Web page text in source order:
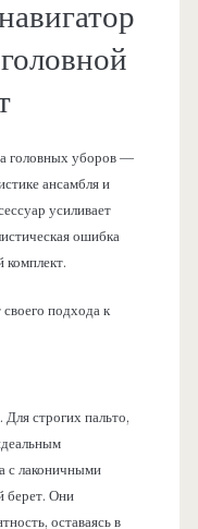
головных уборов —
ансамбля и
усиливает
ошибка
подхода к
Для строгих пальто,
с лаконичными
берет. Они
оставаясь в